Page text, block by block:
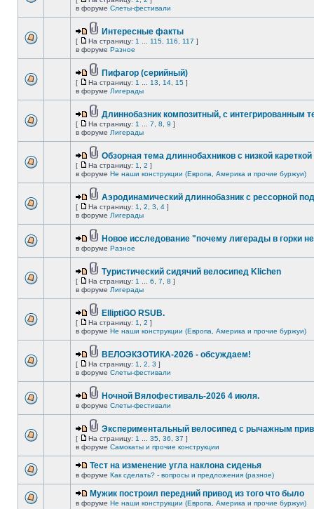
в форуме Слеты-фестивали
Интересные факты
[ На страницу: 1 115 116 117 ]
в форуме Разное
Пифагор (серийный)
[ На страницу: 1 13 14 15 ]
в форуме Лигерады
Длиннобазник композитный, с интегрированным
[ На страницу: 1 7 8 9 ]
в форуме Лигерады
Обзорная тема длиннобахников с низкой кареткой
[ На страницу: 1 2 ]
в форуме Не наши конструкции (Европа, Америка и прочие буржуи)
Аэродинамический длиннобазник с рессорной
[ На страницу: 1 2 3 4 ]
в форуме Лигерады
Новое исследование "почему лигерады в горки
в форуме Разное
Туристический сидячий велосипед Klichen
[ На страницу: 1 6 7 8 ]
в форуме Лигерады
ElliptiGO RSUB.
[ На страницу: 1 2 ]
в форуме Не наши конструкции (Европа, Америка и прочие буржуи)
ВЕЛОЭКЗОТИКА-2026 - обсуждаем!
[ На страницу: 1 2 3 ]
в форуме Слеты-фестивали
Ночной Вялофестиваль-2026 4 июля.
в форуме Слеты-фестивали
Экспериментальный велосипед с рычажным
[ На страницу: 1 35 36 37 ]
в форуме Самокаты и прочие конструкции
Тест на изменение угла наклона сиденья
в форуме Как сделать? - вопросы и предложения (разное)
Мужик построил передний привод из того что было
в форуме Не наши конструкции (Европа, Америка и прочие буржуи)